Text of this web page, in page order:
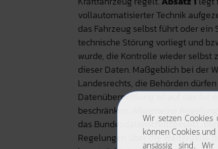
vollautomatisierter Technik
das Fahrzeug selbst führt oder
technische Störung vorliegt und
wurde, die Kontrolle wieder selbst
dieser Daten. Maßgeblich bei der
Landesrechts, die Behörden
Datenübermittlung ist auf das für
beschränken. Allgemeine
das Bundesdatenschutzgesetz,
Regelungen über die Weitergabe